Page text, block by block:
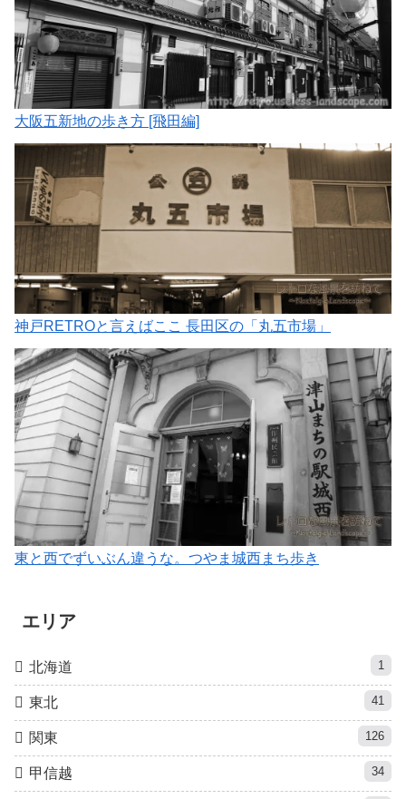
大阪五新地の歩き方 [飛田編]
神戸RETROと言えばここ 長田区の「丸五市場」
東と西でずいぶん違うな。つやま城西まち歩き
エリア
北海道 1
東北 41
関東 126
甲信越 34